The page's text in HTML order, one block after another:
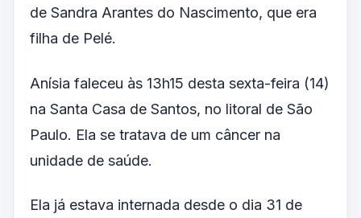
de Sandra Arantes do Nascimento, que era
filha de Pelé.
Anísia faleceu às 13h15 desta sexta-feira (14)
na Santa Casa de Santos, no litoral de São
Paulo. Ela se tratava de um câncer na
unidade de saúde.
Ela já estava internada desde o dia 31 de